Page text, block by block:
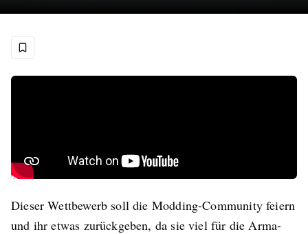
Dieser Wettbewerb soll die Modding-Community feiern
und ihr etwas zurückgeben, da sie viel für die Arma-